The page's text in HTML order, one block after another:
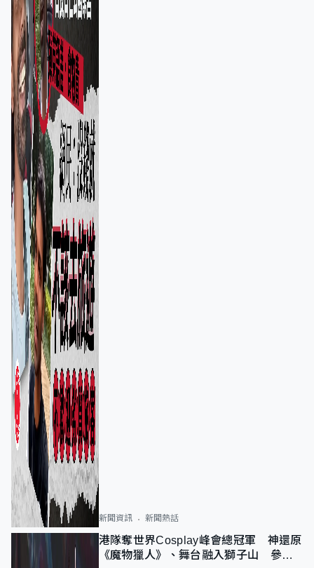
新聞資訊 新聞熱話
港隊奪世界Cosplay峰會總冠軍 神還原
《魔物獵人》、舞台融入獅子山 參賽